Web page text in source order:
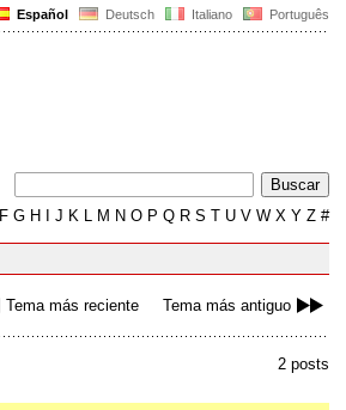
Español Deutsch Italiano Português
F G H J K L M N O P Q R S T U V W X Y Z #
Tema más reciente Tema más antiguo
2 posts